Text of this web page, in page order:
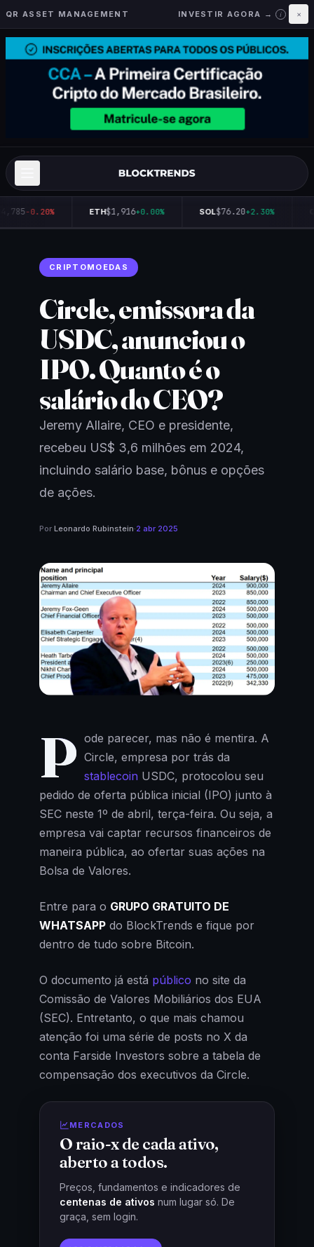
QR ASSET MANAGEMENT INVESTIR AGORA → i ×
-0.20% ETH$1,916+0.00% SOL$76.20+2.30%
CRIPTOMOEDAS
Circle, emissora da
USDC, anunciou o
IPO. Quanto é o
salário do CEO?
Jeremy Allaire, CEO e presidente,
recebeu US$ 3,6 milhões em 2024,
incluindo salário base, bônus e opções
de ações.
Por Leonardo Rubinstein·2 abr 2025
P ode parecer, mas não é mentira. A
Circle, empresa por trás da
stablecoin USDC, protocolou seu
pedido de oferta pública inicial (IPO) junto à
SEC neste 1º de abril, terça-feira. Ou seja, a
empresa vai captar recursos financeiros de
maneira pública, ao ofertar suas ações na
Bolsa de Valores.
Entre para o GRUPO GRATUITO DE
WHATSAPP do BlockTrends e fique por
dentro de tudo sobre Bitcoin.
O documento já está público no site da
Comissão de Valores Mobiliários dos EUA
(SEC). Entretanto, o que mais chamou
atenção foi uma série de posts no X da
conta Farside Investors sobre a tabela de
compensação dos executivos da Circle.
MERCADOS
O raio-x de cada ativo,
aberto a todos.
Preços, fundamentos e indicadores de
centenas de ativos num lugar só. De
graça, sem login.